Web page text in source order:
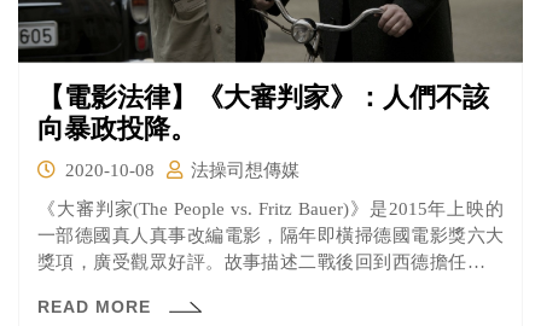
【電影法律】《大審判家》：人們不該
向暴政投降。
2020-10-08
法操司想傳媒
《大審判家(The People vs. Fritz Bauer)》是2015年上映的
一部德國真人真事改編電影，隔年即橫掃德國電影獎六大
獎項，廣受觀眾好評。故事描述二戰後回到西德擔任檢察
艾許曼送上德國法院審判，不惜鋌而走險也要喚起正義的
READ MORE